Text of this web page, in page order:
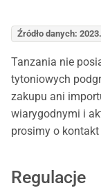
Źródło danych:
Tanzania nie
tytoniowych
zakupu ani
wiarygodnymi i
prosimy o kontakt
Regulacje